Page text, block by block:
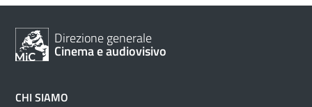
Direzione generale
Cinema e audiovisivo
CHI SIAMO